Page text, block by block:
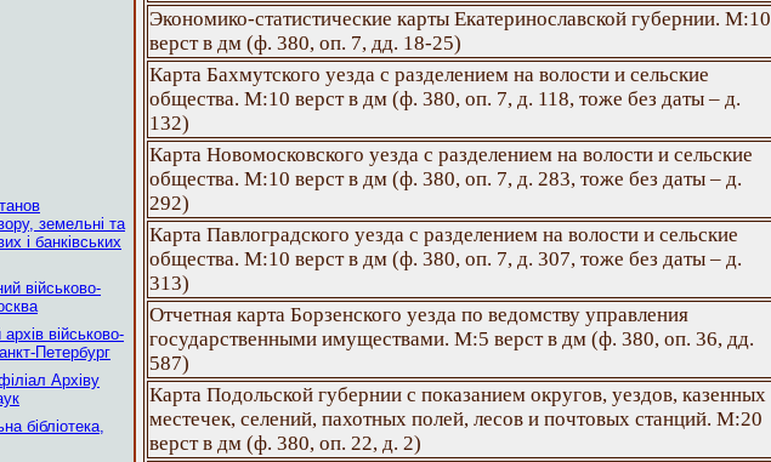
земельні та
і банківських
військово-
військово-
Петербург
Архіву
бібліотека,
Экономико-статистические карты Екатеринославской губернии. М:10
верст в дм (ф. 380, оп. 7, дд. 18-25)
Карта Бахмутского уезда с разделением на волости и сельские
общества. М:10 верст в дм (ф. 380, оп. 7, д. 118, тоже без даты – д.
132)
Карта Новомосковского уезда с разделением на волости и сельские
общества. М:10 верст в дм (ф. 380, оп. 7, д. 283, тоже без даты – д.
292)
Карта Павлоградского уезда с разделением на волости и сельские
общества. М:10 верст в дм (ф. 380, оп. 7, д. 307, тоже без даты – д.
313)
Отчетная карта Борзенского уезда по ведомству управления
государственными имуществами. М:5 верст в дм (ф. 380, оп. 36, дд.
587)
Карта Подольской губернии с показанием округов, уездов, казенных
местечек, селений, пахотных полей, лесов и почтовых станций. М:20
верст в дм (ф. 380, оп. 22, д. 2)